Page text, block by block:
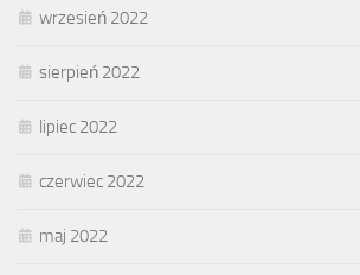
wrzesień 2022
sierpień 2022
lipiec 2022
czerwiec 2022
maj 2022